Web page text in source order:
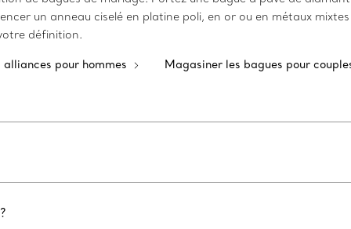
un anneau ciselé en platine poli, en or ou en métaux
définition.
pour hommes Magasiner les bagues pour